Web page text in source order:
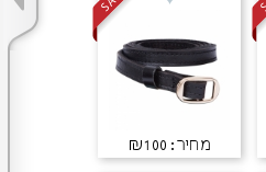
מחיר: ₪100